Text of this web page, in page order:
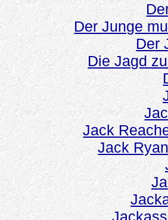
Der Junge
Der
Die Jagd
Jack
Jack